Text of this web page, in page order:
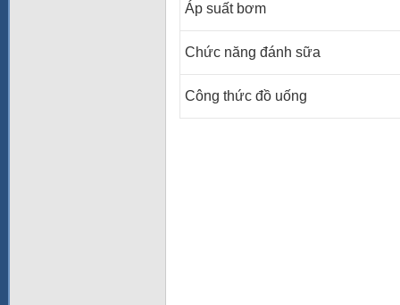
Áp suất bơm
Chức năng đánh sữa
Công thức đồ uống